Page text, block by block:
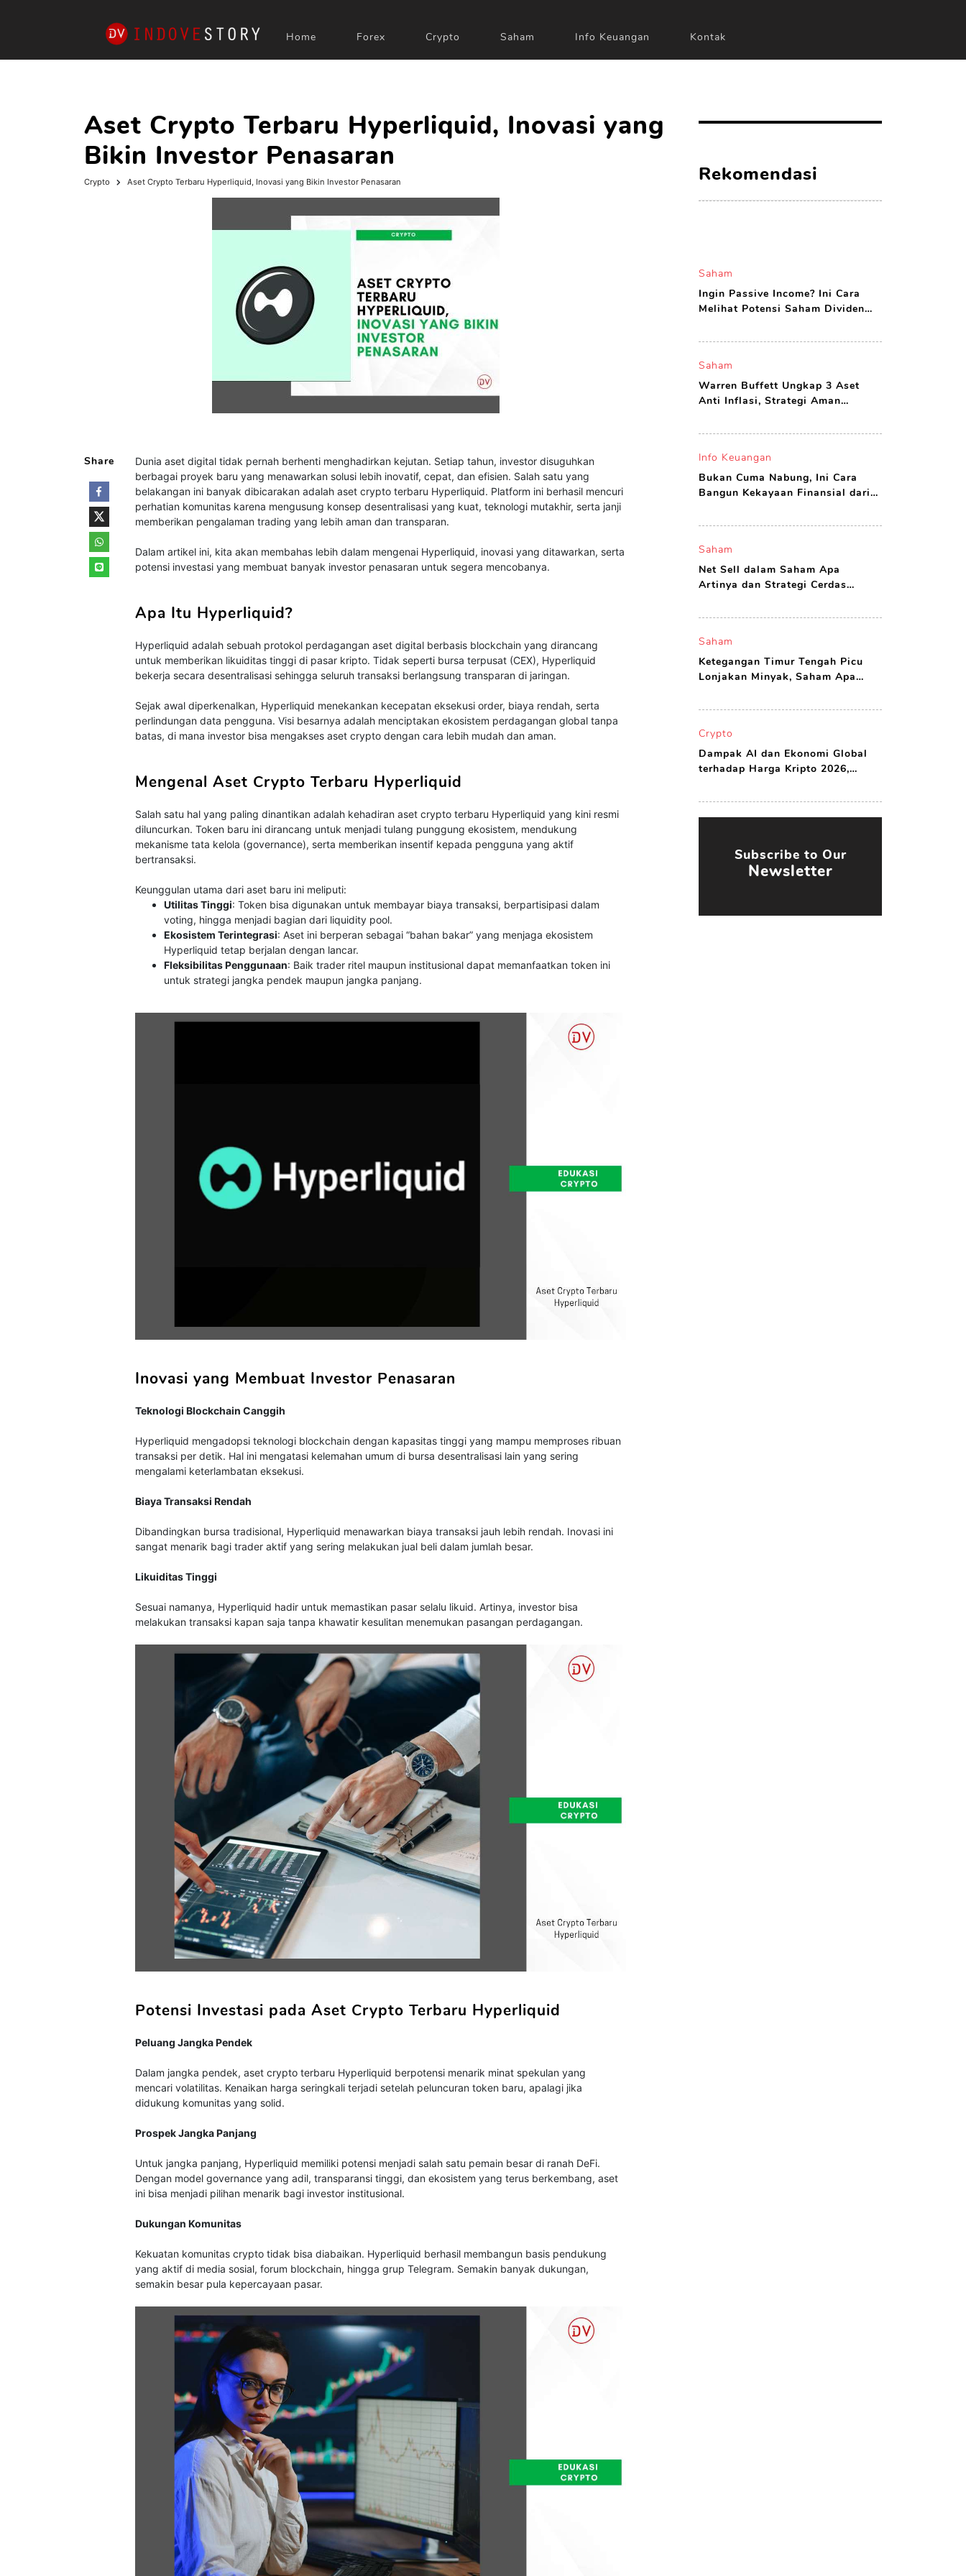
Home Forex Crypto Saham Info Keuangan Kontak
Aset Crypto Terbaru Hyperliquid, Inovasi yang
Bikin Investor Penasaran
Crypto Aset Crypto Terbaru Hyperliquid, Inovasi yang Bikin Investor Penasaran
Share
Dunia aset digital tidak pernah berhenti menghadirkan kejutan. Setiap tahun, investor disuguhkan
berbagai proyek baru yang menawarkan solusi lebih inovatif, cepat, dan efisien. Salah satu yang
belakangan ini banyak dibicarakan adalah aset crypto terbaru Hyperliquid. Platform ini berhasil mencuri
perhatian komunitas karena mengusung konsep desentralisasi yang kuat, teknologi mutakhir, serta janji
memberikan pengalaman trading yang lebih aman dan transparan.
Dalam artikel ini, kita akan membahas lebih dalam mengenai Hyperliquid, inovasi yang ditawarkan, serta
potensi investasi yang membuat banyak investor penasaran untuk segera mencobanya.
Apa Itu Hyperliquid?
Hyperliquid adalah sebuah protokol perdagangan aset digital berbasis blockchain yang dirancang
untuk memberikan likuiditas tinggi di pasar kripto. Tidak seperti bursa terpusat (CEX), Hyperliquid
bekerja secara desentralisasi sehingga seluruh transaksi berlangsung transparan di jaringan.
Sejak awal diperkenalkan, Hyperliquid menekankan kecepatan eksekusi order, biaya rendah, serta
perlindungan data pengguna. Visi besarnya adalah menciptakan ekosistem perdagangan global tanpa
batas, di mana investor bisa mengakses aset crypto dengan cara lebih mudah dan aman.
Mengenal Aset Crypto Terbaru Hyperliquid
Salah satu hal yang paling dinantikan adalah kehadiran aset crypto terbaru Hyperliquid yang kini resmi
diluncurkan. Token baru ini dirancang untuk menjadi tulang punggung ekosistem, mendukung
mekanisme tata kelola (governance), serta memberikan insentif kepada pengguna yang aktif
bertransaksi.
Keunggulan utama dari aset baru ini meliputi:
Utilitas Tinggi: Token bisa digunakan untuk membayar biaya transaksi, berpartisipasi dalam
voting, hingga menjadi bagian dari liquidity pool.
Ekosistem Terintegrasi: Aset ini berperan sebagai “bahan bakar” yang menjaga ekosistem
Hyperliquid tetap berjalan dengan lancar.
Fleksibilitas Penggunaan: Baik trader ritel maupun institusional dapat memanfaatkan token ini
untuk strategi jangka pendek maupun jangka panjang.
Inovasi yang Membuat Investor Penasaran
Teknologi Blockchain Canggih
Hyperliquid mengadopsi teknologi blockchain dengan kapasitas tinggi yang mampu memproses ribuan
transaksi per detik. Hal ini mengatasi kelemahan umum di bursa desentralisasi lain yang sering
mengalami keterlambatan eksekusi.
Biaya Transaksi Rendah
Dibandingkan bursa tradisional, Hyperliquid menawarkan biaya transaksi jauh lebih rendah. Inovasi ini
sangat menarik bagi trader aktif yang sering melakukan jual beli dalam jumlah besar.
Likuiditas Tinggi
Sesuai namanya, Hyperliquid hadir untuk memastikan pasar selalu likuid. Artinya, investor bisa
melakukan transaksi kapan saja tanpa khawatir kesulitan menemukan pasangan perdagangan.
Potensi Investasi pada Aset Crypto Terbaru Hyperliquid
Peluang Jangka Pendek
Dalam jangka pendek, aset crypto terbaru Hyperliquid berpotensi menarik minat spekulan yang
mencari volatilitas. Kenaikan harga seringkali terjadi setelah peluncuran token baru, apalagi jika
didukung komunitas yang solid.
Prospek Jangka Panjang
Untuk jangka panjang, Hyperliquid memiliki potensi menjadi salah satu pemain besar di ranah DeFi.
Dengan model governance yang adil, transparansi tinggi, dan ekosistem yang terus berkembang, aset
ini bisa menjadi pilihan menarik bagi investor institusional.
Dukungan Komunitas
Kekuatan komunitas crypto tidak bisa diabaikan. Hyperliquid berhasil membangun basis pendukung
yang aktif di media sosial, forum blockchain, hingga grup Telegram. Semakin banyak dukungan,
semakin besar pula kepercayaan pasar.
Rekomendasi
Saham
Ingin Passive Income? Ini Cara
Melihat Potensi Saham Dividen
Saham
Warren Buffett Ungkap 3 Aset
Anti Inflasi, Strategi Aman
Info Keuangan
Bukan Cuma Nabung, Ini Cara
Bangun Kekayaan Finansial dari
Saham
Net Sell dalam Saham Apa
Artinya dan Strategi Cerdas
Saham
Ketegangan Timur Tengah Picu
Lonjakan Minyak, Saham Apa
Crypto
Dampak AI dan Ekonomi Global
terhadap Harga Kripto 2026,
Subscribe to Our
Newsletter